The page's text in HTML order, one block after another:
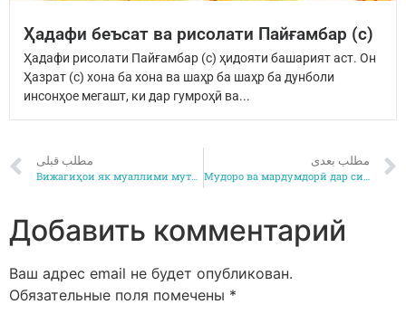
Ҳадафи беъсат ва рисолати Пайғамбар (с)
Ҳадафи рисолати Пайғамбар (с) ҳидояти башарият аст. Он
Ҳазрат (с) хона ба хона ва шаҳр ба шаҳр ба дунболи
инсонҳое мегашт, ки дар гумроҳӣ ва...
مطلب قبلی
Вижагиҳои як муаллими мутааҳҳид 2
مطلب بعدی
Мудоро ва мардумдорӣ дар сираи Набавӣ(с) 1
Добавить комментарий
Ваш адрес email не будет опубликован.
Обязательные поля помечены *